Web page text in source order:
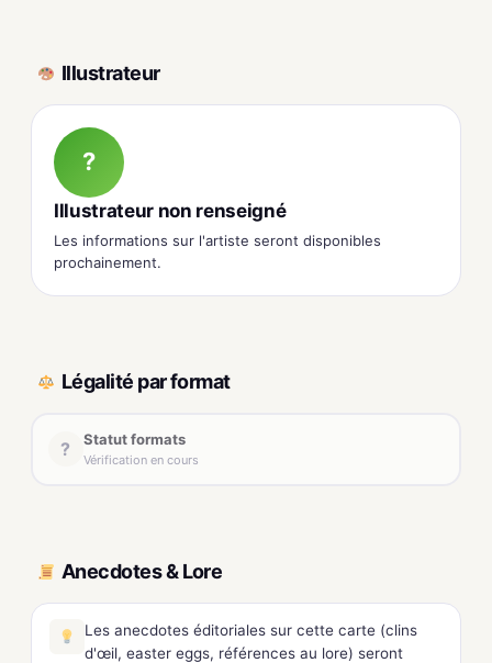
Illustrateur
?
Illustrateur non renseigné
Les informations sur l'artiste seront disponibles
prochainement.
Légalité par format
? Statut formats
Vérification en cours
Anecdotes & Lore
Les anecdotes éditoriales sur cette carte (clins
d'œil, easter eggs, références au lore) seront